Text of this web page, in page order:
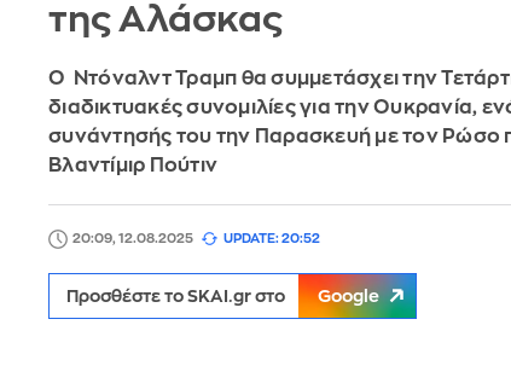
της Αλάσκας
Ο Ντόναλντ Τραμπ θα συμμετάσχει την
διαδικτυακές συνομιλίες για την Ουκρανία,
συνάντησής του την Παρασκευή με τον Ρώσο
Βλαντίμιρ Πούτιν
20:09, 12.08.2025 UPDATE: 20:52
Προσθέστε το SKAI.gr στο Google